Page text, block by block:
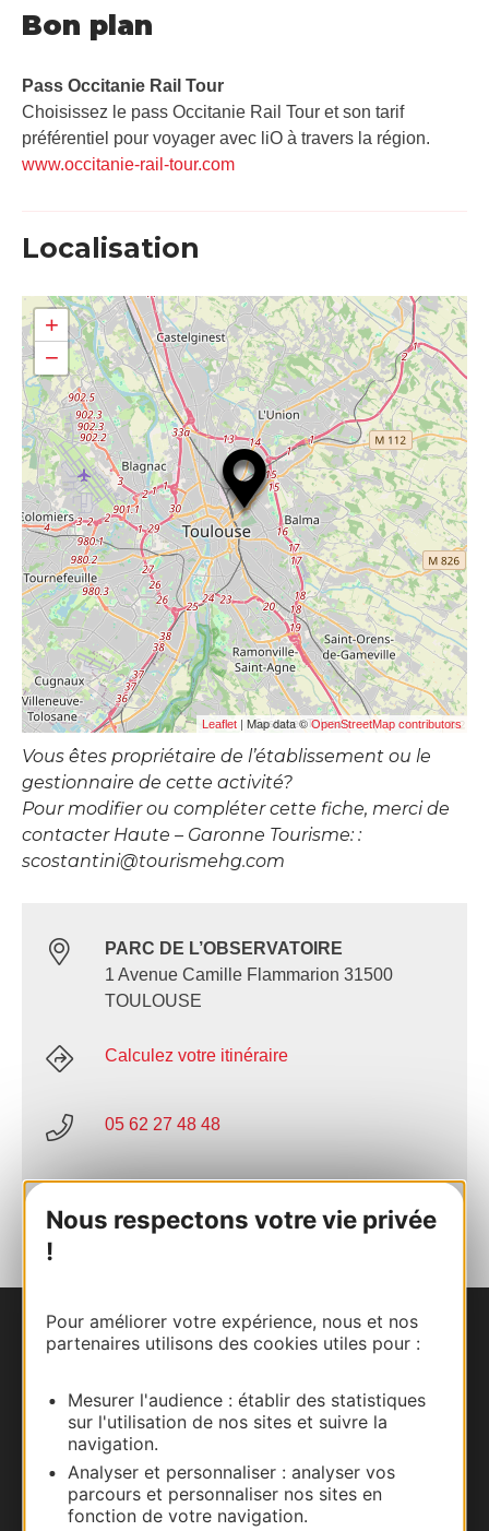
Nous respectons votre vie privée
!
Pour améliorer votre expérience, nous et nos
partenaires utilisons des cookies utiles pour :
Mesurer l'audience : établir des statistiques
sur l'utilisation de nos sites et suivre la
navigation.
Analyser et personnaliser : analyser vos
parcours et personnaliser nos sites en
fonction de votre navigation.
Bon plan
Pass Occitanie Rail Tour​
Choisissez le pass Occitanie Rail Tour et son tarif
préférentiel pour voyager avec liO à travers la région.
www.occitanie-rail-tour.com
Localisation
+
−
Leaflet | Map data ©OpenStreetMap contributors
Vous êtes propriétaire de l’établissement ou le
gestionnaire de cette activité?
Pour modifier ou compléter cette fiche, merci de
contacter Haute – Garonne Tourisme: :
scostantini@tourismehg.com
PARC DE L’OBSERVATOIRE
1 Avenue Camille Flammarion 31500
TOULOUSE
Calculez votre itinéraire
05 62 27 48 48
Nous contacter
Carte interactive
Documentation